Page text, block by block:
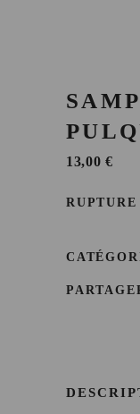
13,00 €